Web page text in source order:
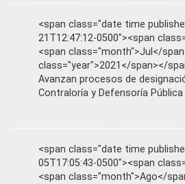
<span class="date time
21T12:47:12-0500"><span
<span class="month">Jul</
class="year">2021</span></
Avanzan procesos de
Contraloría y Defensoría Pública
<span class="date time
05T17:05:43-0500"><span
<span class="month">Ago</